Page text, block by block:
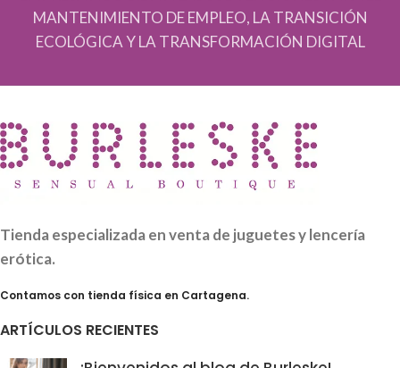
MANTENIMIENTO DE EMPLEO, LA TRANSICIÓN
ECOLÓGICA Y LA TRANSFORMACIÓN DIGITAL
Tienda especializada en venta de juguetes y lencería
erótica.
Contamos con tienda física en Cartagena.
ARTÍCULOS RECIENTES